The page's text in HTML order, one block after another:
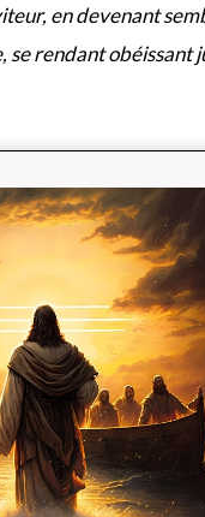
en devenant
rendant obéissant